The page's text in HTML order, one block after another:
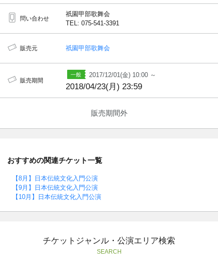
問い合わせ
祇園甲部歌舞会
TEL: 075-541-3391
販売元 祇園甲部歌舞会
販売期間
2017/12/01(金) 10:00 ～
2018/04/23(月) 23:59
販売期間外
おすすめの関連チケット一覧
【8月】日本伝統文化入門公演
【9月】日本伝統文化入門公演
【10月】日本伝統文化入門公演
チケットジャンル・公演エリア検索
SEARCH